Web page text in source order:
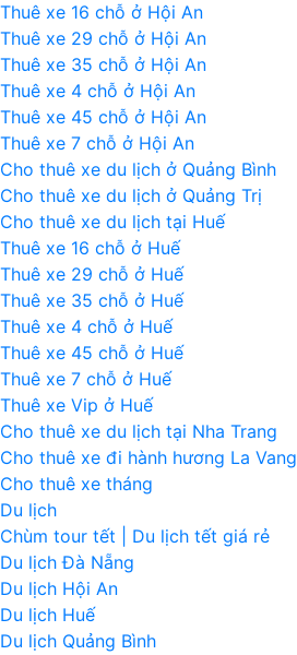
Thuê xe 16 chỗ ở Hội An
Thuê xe 29 chỗ ở Hội An
Thuê xe 35 chỗ ở Hội An
Thuê xe 4 chỗ ở Hội An
Thuê xe 45 chỗ ở Hội An
Thuê xe 7 chỗ ở Hội An
Cho thuê xe du lịch ở Quảng Bình
Cho thuê xe du lịch ở Quảng Trị
Cho thuê xe du lịch tại Huế
Thuê xe 16 chỗ ở Huế
Thuê xe 29 chỗ ở Huế
Thuê xe 35 chỗ ở Huế
Thuê xe 4 chỗ ở Huế
Thuê xe 45 chỗ ở Huế
Thuê xe 7 chỗ ở Huế
Thuê xe Vip ở Huế
Cho thuê xe du lịch tại Nha Trang
Cho thuê xe đi hành hương La Vang
Cho thuê xe tháng
Du lịch
Chùm tour tết | Du lịch tết giá rẻ
Du lịch Đà Nẵng
Du lịch Hội An
Du lịch Huế
Du lịch Quảng Bình